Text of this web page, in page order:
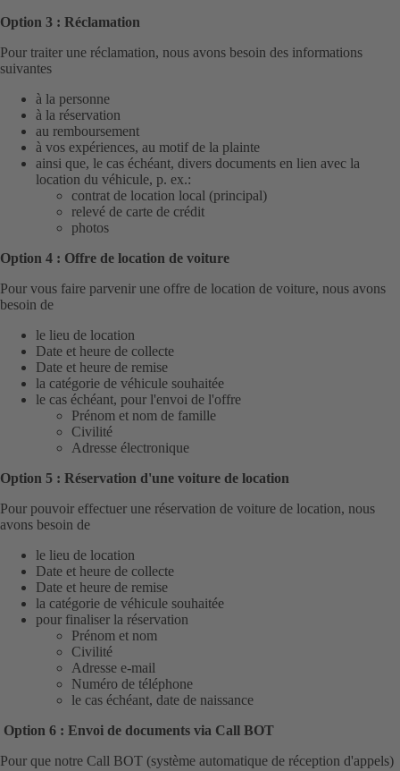
Option 3 : Réclamation
Pour traiter une réclamation, nous avons besoin des informations
suivantes
à la personne
à la réservation
au remboursement
à vos expériences, au motif de la plainte
ainsi que, le cas échéant, divers documents en lien avec la
location du véhicule, p. ex.:
contrat de location local (principal)
relevé de carte de crédit
photos
Option 4 : Offre de location de voiture
Pour vous faire parvenir une offre de location de voiture, nous avons
besoin de
le lieu de location
Date et heure de collecte
Date et heure de remise
la catégorie de véhicule souhaitée
le cas échéant, pour l'envoi de l'offre
Prénom et nom de famille
Civilité
Adresse électronique
Option 5 : Réservation d'une voiture de location
Pour pouvoir effectuer une réservation de voiture de location, nous
avons besoin de
le lieu de location
Date et heure de collecte
Date et heure de remise
la catégorie de véhicule souhaitée
pour finaliser la réservation
Prénom et nom
Civilité
Adresse e-mail
Numéro de téléphone
le cas échéant, date de naissance
Option 6 : Envoi de documents via Call BOT
Pour que notre Call BOT (système automatique de réception d'appels)